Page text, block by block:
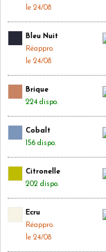
le 24/08
Bleu Nuit
Réappro.
le 24/08
Brique
224 dispo.
Cobalt
156 dispo.
Citronelle
202 dispo.
Ecru
Réappro.
le 24/08